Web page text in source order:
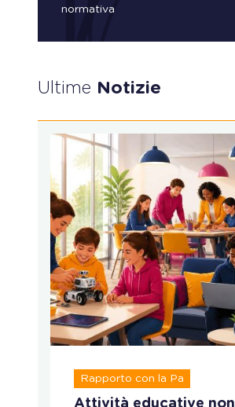
normativa
Ultime Notizie
Rapporto con la Pa